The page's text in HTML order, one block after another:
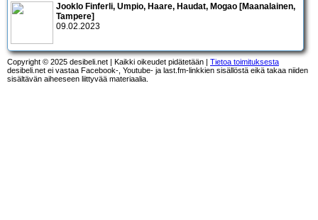
Jooklo Finferli, Umpio, Haare, Haudat, Mogao [Maanalainen,
Tampere]
09.02.2023
Copyright © 2025 desibeli.net | Kaikki oikeudet pidätetään | Tietoa toimituksesta
desibeli.net ei vastaa Facebook-, Youtube- ja last.fm-linkkien sisällöstä eikä takaa niiden
sisältävän aiheeseen liittyvää materiaalia.